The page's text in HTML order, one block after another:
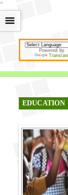
*
*
*
*
*
*
*
*
*
*
*
*
*
*
*
*
*
*
*
*
*
*
*
*
*
*
*
*
*
*
*
*
*
*
*
*
☰
EDUCATION